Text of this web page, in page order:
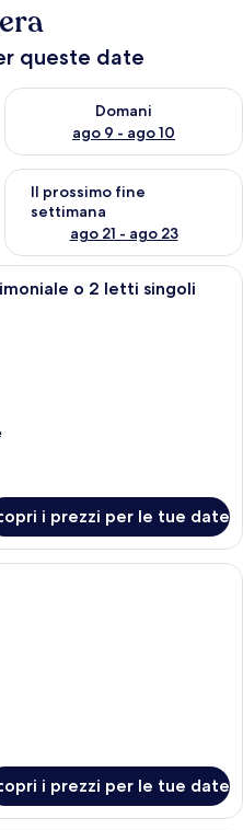
queste date
sera, ago 8 - ago 9
Domani
ago 9 - ago 10
Verifica la disponibilità per
fine settimana, ago 14 -
Il prossimo fine
settimana
ago 21 - ago 23
Verifica la disponibilità per il
Una camera d'albergo con un letto
o 2 letti singoli
i prezzi per le tue date
Una camera d'albergo con un letto
i prezzi per le tue date